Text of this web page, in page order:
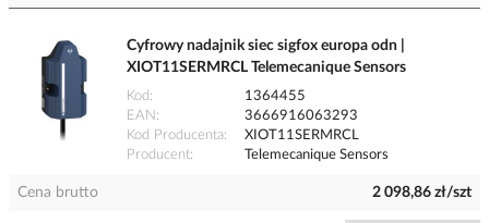
Cyfrowy nadajnik siec sigfox europa odn |
XIOT11SERMRCL Telemecanique Sensors
Kod
1364455
EAN
3666916063293
Kod Producenta
XIOT11SERMRCL
Producent
Telemecanique Sensors
Cena brutto 2 098,86 zł/szt